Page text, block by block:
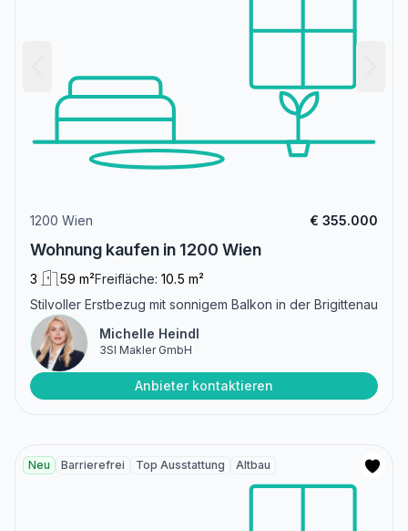
1200 Wien € 355.000
Wohnung kaufen in 1200 Wien
3 59 m²Freifläche: 10.5 m²
Stilvoller Erstbezug mit sonnigem Balkon in der Brigittenau
Michelle Heindl
3SI Makler GmbH
Anbieter kontaktieren
Neu Barrierefrei Top Ausstattung Altbau